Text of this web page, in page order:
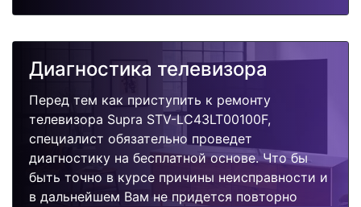
Диагностика телевизора
Перед тем как приступить к ремонту
телевизора Supra STV-LC43LT00100F,
специалист обязательно проведет
диагностику на бесплатной основе. Что бы
быть точно в курсе причины неисправности и
в дальнейшем Вам не придется повторно